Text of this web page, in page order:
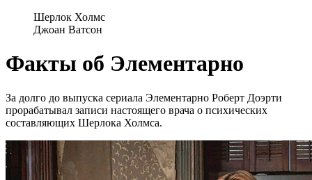
Шерлок Холмс
Джоан Ватсон
Факты об Элементарно
За долго до выпуска сериала Элементарно Роберт Доэрти
прорабатывал записи настоящего врача о психических
составляющих Шерлока Холмса.